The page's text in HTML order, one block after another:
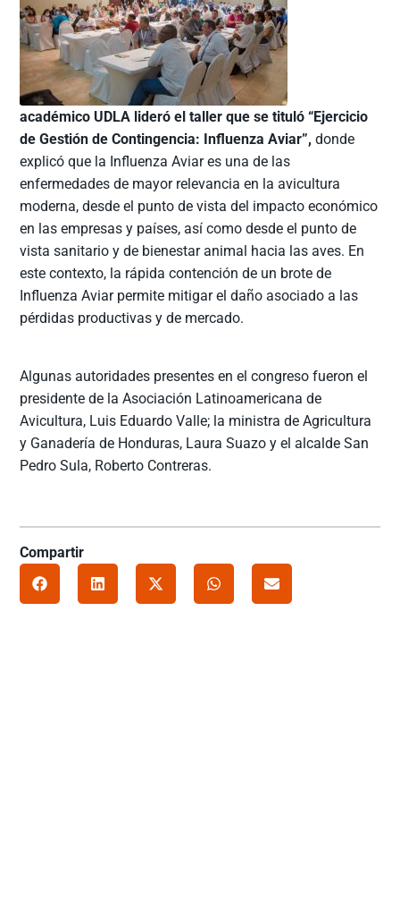
académico UDLA lideró el taller que se tituló “Ejercicio
de Gestión de Contingencia: Influenza Aviar”, donde
explicó que la Influenza Aviar es una de las
enfermedades de mayor relevancia en la avicultura
moderna, desde el punto de vista del impacto económico
en las empresas y países, así como desde el punto de
vista sanitario y de bienestar animal hacia las aves. En
este contexto, la rápida contención de un brote de
Influenza Aviar permite mitigar el daño asociado a las
pérdidas productivas y de mercado.
Algunas autoridades presentes en el congreso fueron el
presidente de la Asociación Latinoamericana de
Avicultura, Luis Eduardo Valle; la ministra de Agricultura
y Ganadería de Honduras, Laura Suazo y el alcalde San
Pedro Sula, Roberto Contreras.
Compartir